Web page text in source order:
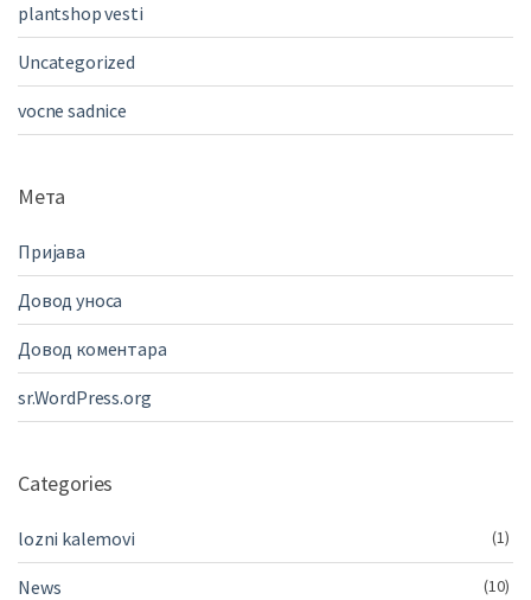
plantshop vesti
Uncategorized
vocne sadnice
Мета
Пријава
Довод уноса
Довод коментара
sr.WordPress.org
Categories
lozni kalemovi (1)
News (10)